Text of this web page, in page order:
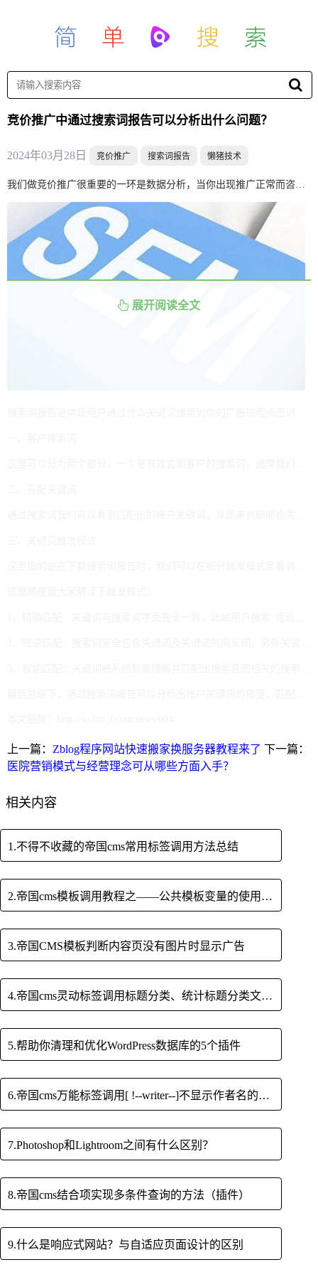
竞价推广中通过搜索词报告可以分析出什么问题？
2024年03月28日 竞价推广 搜索词报告 懒猪技术
我们做竞价推广很重要的一环是数据分析，当你出现推广正常而咨询量在减少等情况时，那么就要分析各项数据了，今天我们讲下在竞价推广中通过搜索词报告可以分析出什么问题？
展开阅读全文
上一篇： Zblog程序网站快速搬家换服务器教程来了 下一篇：
医院营销模式与经营理念可从哪些方面入手？
相关内容
1.不得不收藏的帝国cms常用标签调用方法总结
2.帝国cms模板调用教程之——公共模板变量的使用方法
3.帝国CMS模板判断内容页没有图片时显示广告
4.帝国cms灵动标签调用标题分类、统计标题分类文章数的方法
5.帮助你清理和优化WordPress数据库的5个插件
6.帝国cms万能标签调用[ !--writer--]不显示作者名的解决方法
7.Photoshop和Lightroom之间有什么区别？
8.帝国cms结合项实现多条件查询的方法（插件）
9.什么是响应式网站？与自适应页面设计的区别